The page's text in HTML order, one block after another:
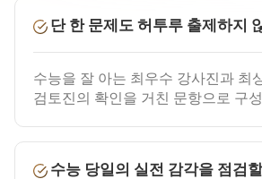
단 한 문제도 허투루 출제하지
수능을 잘 아는 최우수 강사진과 최
검토진의 확인을 거친 문항으로 구
수능 당일의 실전 감각을 점검